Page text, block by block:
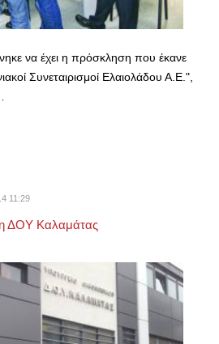
να έχει η πρόσκληση που έκανε
Συνεταιρισμοί Ελαιολάδου Α.Ε.",
11:29
ΔΟΥ Καλαμάτας